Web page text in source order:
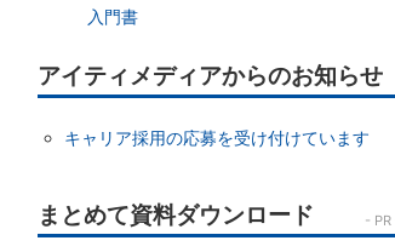
入門書
アイティメディアからのお知らせ
キャリア採用の応募を受け付けています